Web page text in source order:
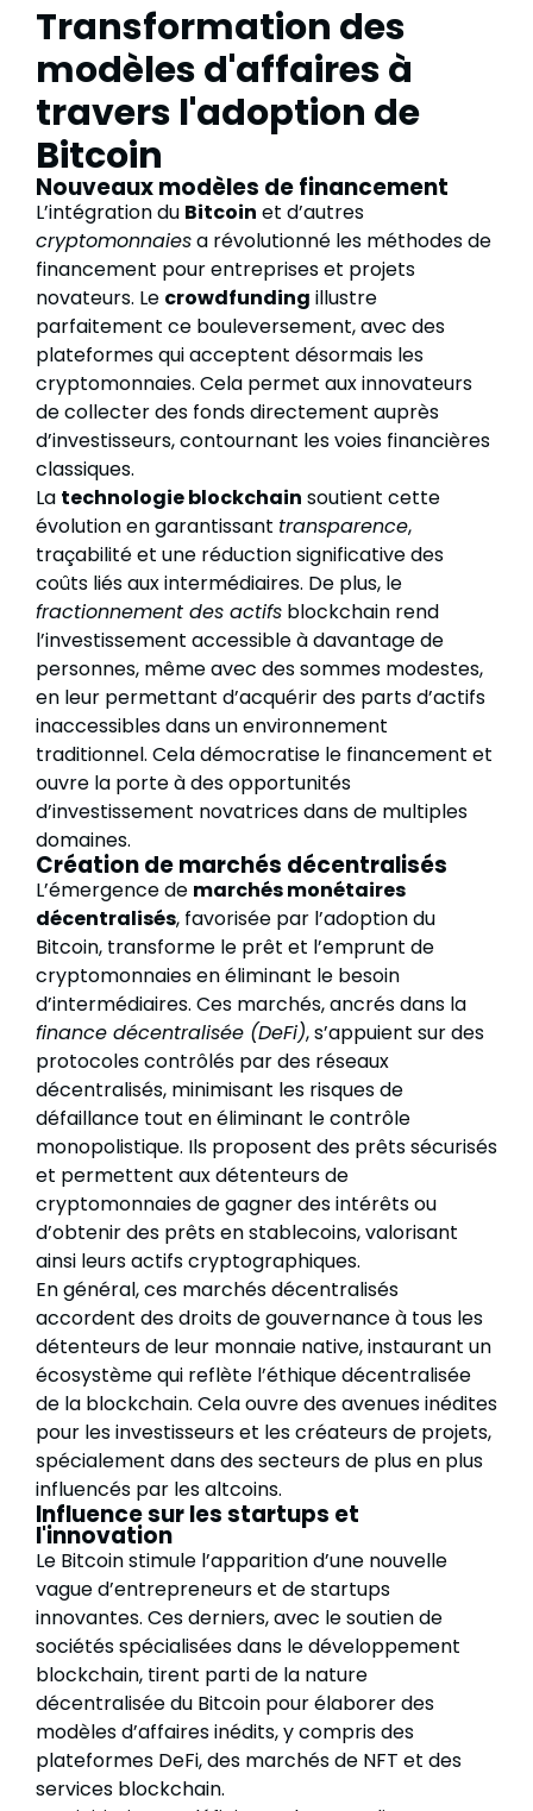
Transformation des
modèles d'affaires à
travers l'adoption de
Bitcoin
Nouveaux modèles de financement
L’intégration du Bitcoin et d’autres
cryptomonnaiesa révolutionné les méthodes de
financement pour entreprises et projets
novateurs. Le crowdfunding illustre
parfaitement ce bouleversement, avec des
plateformes qui acceptent désormais les
cryptomonnaies. Cela permet aux innovateurs
de collecter des fonds directement auprès
d’investisseurs, contournant les voies financières
classiques.
La technologie blockchain soutient cette
évolution en garantissant transparence,
traçabilité et une réduction significative des
coûts liés aux intermédiaires. De plus, le
fractionnement des actifs blockchain rend
l’investissement accessible à davantage de
personnes, même avec des sommes modestes,
en leur permettant d’acquérir des parts d’actifs
inaccessibles dans un environnement
traditionnel. Cela démocratise le financement et
ouvre la porte à des opportunités
d’investissement novatrices dans de multiples
domaines.
Création de marchés décentralisés
L’émergence de marchés monétaires
décentralisés, favorisée par l’adoption du
Bitcoin, transforme le prêt et l’emprunt de
cryptomonnaies en éliminant le besoin
d’intermédiaires. Ces marchés, ancrés dans la
finance décentralisée (DeFi), s’appuient sur des
protocoles contrôlés par des réseaux
décentralisés, minimisant les risques de
défaillance tout en éliminant le contrôle
monopolistique. Ils proposent des prêts sécurisés
et permettent aux détenteurs de
cryptomonnaies de gagner des intérêts ou
d’obtenir des prêts en stablecoins, valorisant
ainsi leurs actifs cryptographiques.
En général, ces marchés décentralisés
accordent des droits de gouvernance à tous les
détenteurs de leur monnaie native, instaurant un
écosystème qui reflète l’éthique décentralisée
de la blockchain. Cela ouvre des avenues inédites
pour les investisseurs et les créateurs de projets,
spécialement dans des secteurs de plus en plus
influencés par les altcoins.
Influence sur les startups et
l'innovation
Le Bitcoin stimule l’apparition d’une nouvelle
vague d’entrepreneurs et de startups
innovantes. Ces derniers, avec le soutien de
sociétés spécialisées dans le développement
blockchain, tirent parti de la nature
décentralisée du Bitcoin pour élaborer des
modèles d’affaires inédits, y compris des
plateformes DeFi, des marchés de NFT et des
services blockchain.